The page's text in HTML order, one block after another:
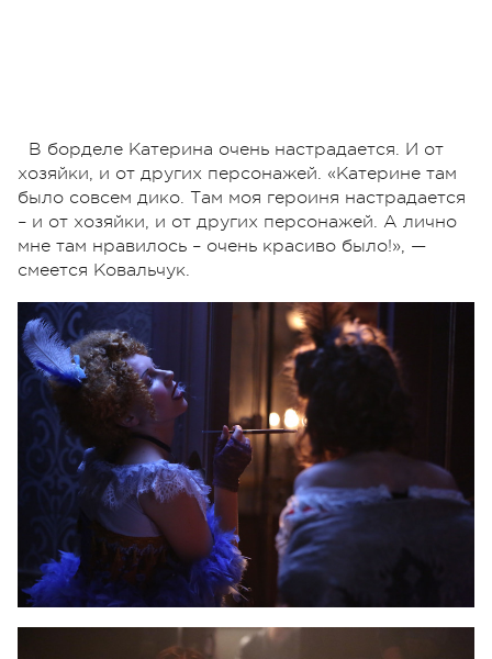
В борделе Катерина очень настрадается. И от
хозяйки, и от других персонажей. «Катерине там
было совсем дико. Там моя героиня настрадается
– и от хозяйки, и от других персонажей. А лично
мне там нравилось – очень красиво было!», —
смеется Ковальчук.